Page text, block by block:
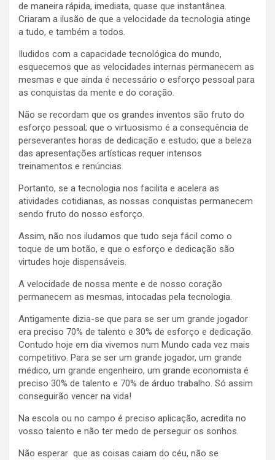
de maneira rápida, imediata, quase que instantânea.
Criaram a ilusão de que a velocidade da tecnologia atinge
a tudo, e também a todos.
Iludidos com a capacidade tecnológica do mundo,
esquecemos que as velocidades internas permanecem as
mesmas e que ainda é necessário o esforço pessoal para
as conquistas da mente e do coração.
Não se recordam que os grandes inventos são fruto do
esforço pessoal; que o virtuosismo é a consequência de
perseverantes horas de dedicação e estudo; que a beleza
das apresentações artísticas requer intensos
treinamentos e renúncias.
Portanto, se a tecnologia nos facilita e acelera as
atividades cotidianas, as nossas conquistas permanecem
sendo fruto do nosso esforço.
Assim, não nos iludamos que tudo seja fácil como o
toque de um botão, e que o esforço e dedicação são
virtudes hoje dispensáveis.
A velocidade de nossa mente e de nosso coração
permanecem as mesmas, intocadas pela tecnologia.
Antigamente dizia-se que para se ser um grande jogador
era preciso 70% de talento e 30% de esforço e dedicação.
Contudo hoje em dia vivemos num Mundo cada vez mais
competitivo. Para se ser um grande jogador, um grande
médico, um grande engenheiro, um grande economista é
preciso 30% de talento e 70% de árduo trabalho. Só assim
conseguirão vencer na vida!
Na escola ou no campo é preciso aplicação, acredita no
vosso talento e não ter medo de perseguir os sonhos.
Não esperar que as coisas caiam do céu, não se